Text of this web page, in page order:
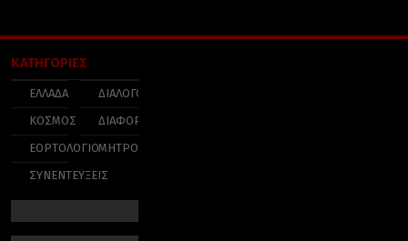
ΚΑΤΗΓΟΡΙΕΣ
ΕΛΛΑΔΑ
ΚΟΣΜΟΣ
ΕΟΡΤΟΛΟΓΙΟ
ΣΥΝΕΝΤΕΥΞΕΙΣ
ΔΙΑΛΟΓΟΣ
ΔΙΑΦΟΡΑ
ΜΗΤΡΟΠΟΛΕΙΣ